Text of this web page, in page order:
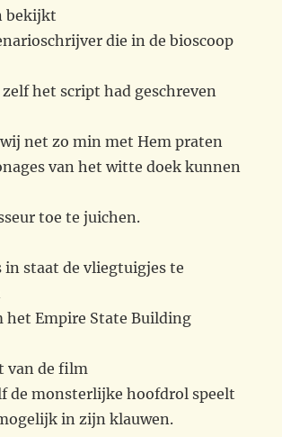
bekijkt
die in de bioscoop
het script had geschreven
net zo min met Hem praten
van het witte doek kunnen
toe te juichen.
in staat de vliegtuigjes te
het Empire State Building
van de film
de monsterlijke hoofdrol speelt
in zijn klauwen.